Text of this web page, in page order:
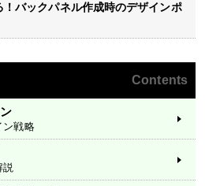
バックパネル作成時のデザインポ
Contents
ン戦略
説